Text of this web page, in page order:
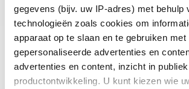
gegevens (bijv. uw IP-adres) met behulp
technologieën zoals cookies om
apparaat op te slaan en te gebruiken met
gepersonaliseerde advertenties en
advertenties en content, inzicht in
productontwikkeling. U kunt kiezen wie
1 2 3 4 5